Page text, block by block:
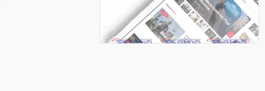
মনিরামপুরে ফ্রি মেডিকেল ক্যাম্প
কলারোয়ায় ফুটবল মাঠ ব্যবস্থাপনা